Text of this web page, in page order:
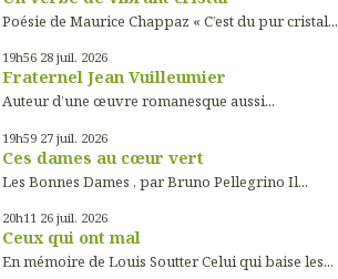
Poésie de Maurice Chappaz « C’est du pur cristal...
19h56 28 juil. 2026
Fraternel Jean Vuilleumier
Auteur d’une œuvre romanesque aussi...
19h59 27 juil. 2026
Ces dames au cœur vert
Les Bonnes Dames , par Bruno Pellegrino Il...
20h11 26 juil. 2026
Ceux qui ont mal
En mémoire de Louis Soutter Celui qui baise les...